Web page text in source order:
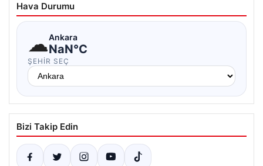
Hava Durumu
☁Ankara
NaN°C
ŞEHIR SEÇ
Bizi Takip Edin